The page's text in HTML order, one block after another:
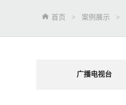
首页 > 案例展示 >
广播电视台